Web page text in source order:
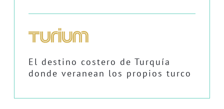
El destino costero de Turquía
donde veranean los propios turco